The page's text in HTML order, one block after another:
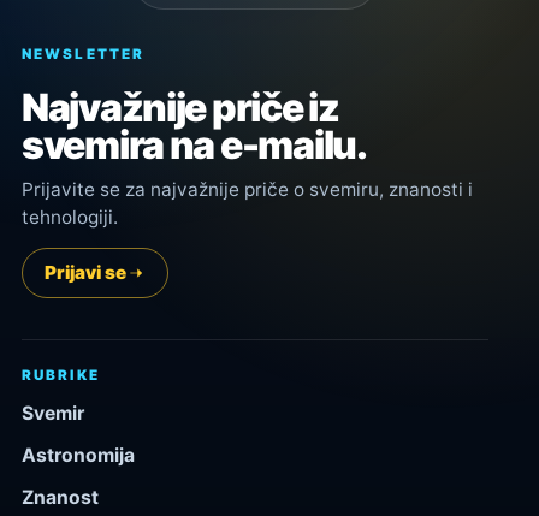
NEWSLETTER
Najvažnije priče iz
svemira na e-mailu.
Prijavite se za najvažnije priče o svemiru, znanosti i
tehnologiji.
Prijavi se
RUBRIKE
Svemir
Astronomija
Znanost